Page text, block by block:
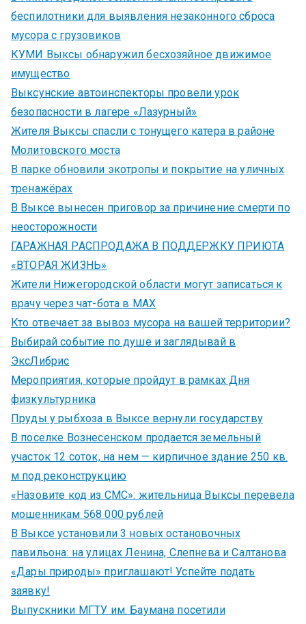
беспилотники для выявления незаконного сброса
мусора с грузовиков
КУМИ Выксы обнаружил бесхозяйное движимое
имущество
Выксунские автоинспекторы провели урок
безопасности в лагере «Лазурный»
Жителя Выксы спасли с тонущего катера в районе
Молитовского моста
В парке обновили экотропы и покрытие на уличных
тренажёрах
В Выксе вынесен приговор за причинение смерти по
неосторожности
ГАРАЖНАЯ РАСПРОДАЖА В ПОДДЕРЖКУ ПРИЮТА
«ВТОРАЯ ЖИЗНЬ»
Жители Нижегородской области могут записаться к
врачу через чат-бота в MAX
Кто отвечает за вывоз мусора на вашей территории?
Выбирай событие по душе и заглядывай в
ЭксЛибрис
Мероприятия, которые пройдут в рамках Дня
физкультурника
Пруды у рыбхоза в Выксе вернули государству
В поселке Вознесенском продается земельный
участок 12 соток, на нем — кирпичное здание 250 кв.
м под реконструкцию
«Назовите код из СМС»: жительница Выксы перевела
мошенникам 568 000 рублей
В Выксе установили 3 новых остановочных
павильона: на улицах Ленина, Слепнева и Салтанова
«Дары природы» приглашают! Успейте подать
заявку!
Выпускники МГТУ им. Баумана посетили